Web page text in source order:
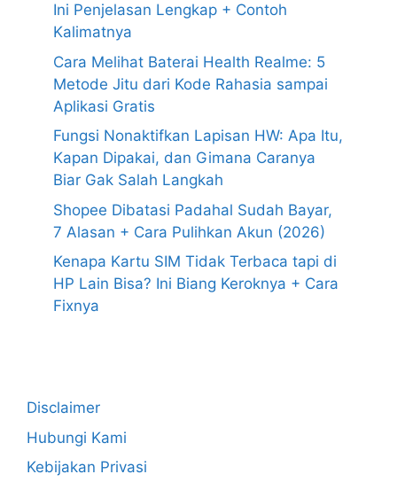
Ini Penjelasan Lengkap + Contoh
Kalimatnya
Cara Melihat Baterai Health Realme: 5
Metode Jitu dari Kode Rahasia sampai
Aplikasi Gratis
Fungsi Nonaktifkan Lapisan HW: Apa Itu,
Kapan Dipakai, dan Gimana Caranya
Biar Gak Salah Langkah
Shopee Dibatasi Padahal Sudah Bayar,
7 Alasan + Cara Pulihkan Akun (2026)
Kenapa Kartu SIM Tidak Terbaca tapi di
HP Lain Bisa? Ini Biang Keroknya + Cara
Fixnya
Disclaimer
Hubungi Kami
Kebijakan Privasi